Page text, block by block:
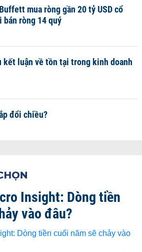
mua ròng gần 20 tỷ USD cổ
bán ròng 14 quý
kết luận về tồn tại trong kinh doanh
đổi chiều?
Insight: Dòng tiền
vào đâu?